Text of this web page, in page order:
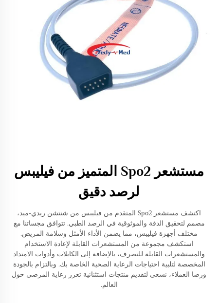
مستشعر Spo2 المتميز من فيليبس
لرصد دقيق
اكتشف مستشعر Spo2 المتقدم من فيليبس من شنتشن ريدي-ميد،
مصمم لتحقيق الدقة والموثوقية في الرصد الطبي. تتوافق مجساتنا مع
مختلف أجهزة فيليبس، مما يضمن الأداء الأمثل وسلامة المريض.
استكشف مجموعة من المستشعرات القابلة لإعادة الاستخدام
والمستشعرات القابلة للتصرف، بالإضافة إلى الكابلات وأدوات الامتداد
المخصصة لتلبية احتياجات الرعاية الصحية الخاصة بك. وبالتزام بالجودة
ورضا العملاء، نسعى لتقديم منتجات استثنائية تعزز رعاية المرضى حول
العالم.